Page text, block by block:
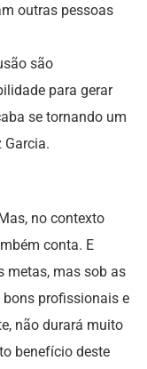
outras pessoas
são
para gerar
se tornando um
Garcia.
no contexto
conta. E
metas, mas sob as
profissionais e
não durará muito
benefício deste